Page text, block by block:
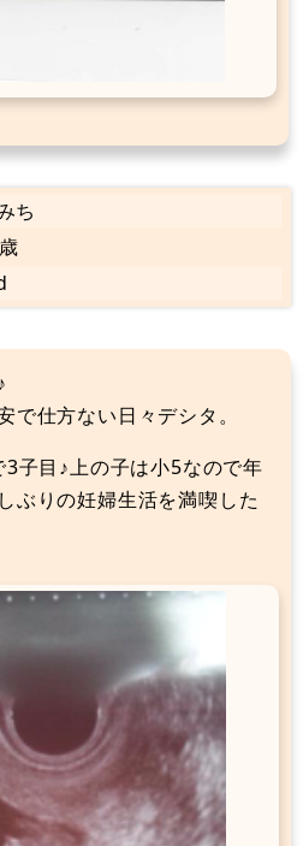
ち
で仕方ない日々デシタ。
子目♪上の子は小5なので年
ぶりの妊婦生活を満喫した